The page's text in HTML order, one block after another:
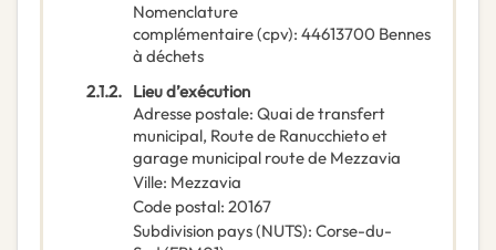
Nomenclature
complémentaire(cpv): 44613700 Bennes
à déchets
2.1.2. Lieu d’exécution
Adresse postale: Quai de transfert
municipal, Route de Ranucchieto et
garage municipal route de Mezzavia
Ville: Mezzavia
Code postal: 20167
Subdivision pays (NUTS): Corse-du-